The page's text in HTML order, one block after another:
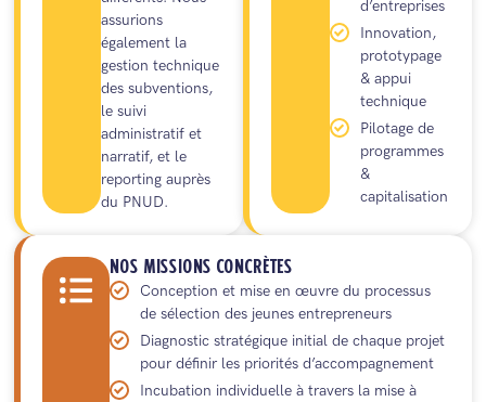
assurions
également la
gestion technique
des subventions,
le suivi
administratif et
narratif, et le
reporting auprès
du PNUD.
d’entreprises
Innovation,
prototypage
& appui
technique
Pilotage de
programmes
&
capitalisation
NOS MISSIONS CONCRÈTES
Conception et mise en œuvre du processus
de sélection des jeunes entrepreneurs
Diagnostic stratégique initial de chaque projet
pour définir les priorités d’accompagnement
Incubation individuelle à travers la mise à